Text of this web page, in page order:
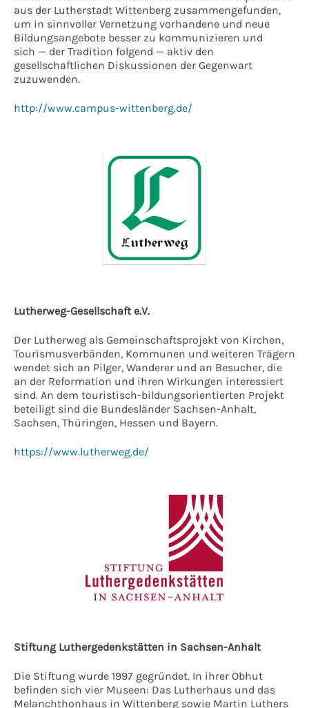
aus der Lutherstadt Wittenberg zusammengefunden,
um in sinnvoller Vernetzung vorhandene und neue
Bildungsangebote besser zu kommunizieren und
sich — der Tradition folgend — aktiv den
gesellschaftlichen Diskussionen der Gegenwart
zuzuwenden.
http://www.campus-wittenberg.de/
Lutherweg-Gesellschaft e.V.
Der Lutherweg als Gemeinschaftsprojekt von Kirchen,
Tourismusverbänden, Kommunen und weiteren Trägern
wendet sich an Pilger, Wanderer und an Besucher, die
an der Reformation und ihren Wirkungen interessiert
sind. An dem touristisch-bildungsorientierten Projekt
beteiligt sind die Bundesländer Sachsen-Anhalt,
Sachsen, Thüringen, Hessen und Bayern.
https://www.lutherweg.de/
Stiftung Luthergedenkstätten in Sachsen-Anhalt
Die Stiftung wurde 1997 gegründet. In ihrer Obhut
befinden sich vier Museen: Das Lutherhaus und das
Melanchthonhaus in Wittenberg sowie Martin Luthers